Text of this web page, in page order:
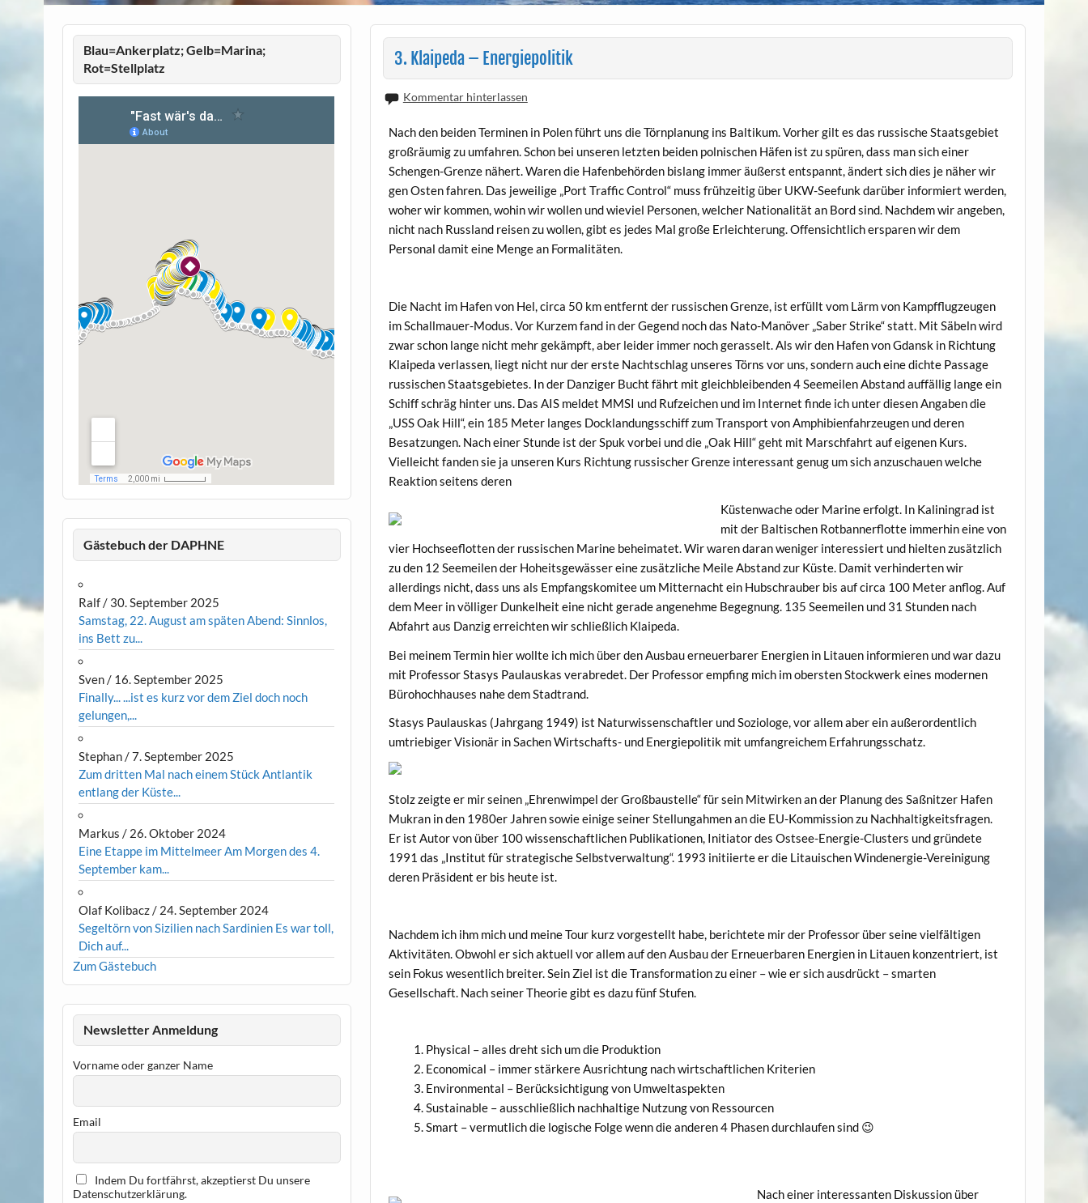
3. Klaipeda – Energiepolitik
Kommentar hinterlassen
Nach den beiden Terminen in Polen führt uns die Törnplanung ins Baltikum. Vorher gilt es das russische Staatsgebiet
großräumig zu umfahren. Schon bei unseren letzten beiden polnischen Häfen ist zu spüren, dass man sich einer
Schengen-Grenze nähert. Waren die Hafenbehörden bislang immer äußerst entspannt, ändert sich dies je näher wir
gen Osten fahren. Das jeweilige „Port Traffic Control“ muss frühzeitig über UKW-Seefunk darüber informiert werden,
woher wir kommen, wohin wir wollen und wieviel Personen, welcher Nationalität an Bord sind. Nachdem wir angeben,
nicht nach Russland reisen zu wollen, gibt es jedes Mal große Erleichterung. Offensichtlich ersparen wir dem
Personal damit eine Menge an Formalitäten.
Die Nacht im Hafen von Hel, circa 50 km entfernt der russischen Grenze, ist erfüllt vom Lärm von Kampfflugzeugen
im Schallmauer-Modus. Vor Kurzem fand in der Gegend noch das Nato-Manöver „Saber Strike“ statt. Mit Säbeln wird
zwar schon lange nicht mehr gekämpft, aber leider immer noch gerasselt. Als wir den Hafen von Gdansk in Richtung
Klaipeda verlassen, liegt nicht nur der erste Nachtschlag unseres Törns vor uns, sondern auch eine dichte Passage
russischen Staatsgebietes. In der Danziger Bucht fährt mit gleichbleibenden 4 Seemeilen Abstand auffällig lange ein
Schiff schräg hinter uns. Das AIS meldet MMSI und Rufzeichen und im Internet finde ich unter diesen Angaben die
„USS Oak Hill“, ein 185 Meter langes Docklandungsschiff zum Transport von Amphibienfahrzeugen und deren
Besatzungen. Nach einer Stunde ist der Spuk vorbei und die „Oak Hill“ geht mit Marschfahrt auf eigenen Kurs.
Vielleicht fanden sie ja unseren Kurs Richtung russischer Grenze interessant genug um sich anzuschauen welche
Reaktion seitens deren
Küstenwache oder Marine erfolgt. In Kaliningrad ist
mit der Baltischen Rotbannerflotte immerhin eine von
vier Hochseeflotten der russischen Marine beheimatet. Wir waren daran weniger interessiert und hielten zusätzlich
zu den 12 Seemeilen der Hoheitsgewässer eine zusätzliche Meile Abstand zur Küste. Damit verhinderten wir
allerdings nicht, dass uns als Empfangskomitee um Mitternacht ein Hubschrauber bis auf circa 100 Meter anflog. Auf
dem Meer in völliger Dunkelheit eine nicht gerade angenehme Begegnung. 135 Seemeilen und 31 Stunden nach
Abfahrt aus Danzig erreichten wir schließlich Klaipeda.
Bei meinem Termin hier wollte ich mich über den Ausbau erneuerbarer Energien in Litauen informieren und war dazu
mit Professor Stasys Paulauskas verabredet. Der Professor empfing mich im obersten Stockwerk eines modernen
Bürohochhauses nahe dem Stadtrand.
Stasys Paulauskas (Jahrgang 1949) ist Naturwissenschaftler und Soziologe, vor allem aber ein außerordentlich
umtriebiger Visionär in Sachen Wirtschafts- und Energiepolitik mit umfangreichem Erfahrungsschatz.
Stolz zeigte er mir seinen „Ehrenwimpel der Großbaustelle“ für sein Mitwirken an der Planung des Saßnitzer Hafen
Mukran in den 1980er Jahren sowie einige seiner Stellungahmen an die EU-Kommission zu Nachhaltigkeitsfragen.
Er ist Autor von über 100 wissenschaftlichen Publikationen, Initiator des Ostsee-Energie-Clusters und gründete
1991 das „Institut für strategische Selbstverwaltung“. 1993 initiierte er die Litauischen Windenergie-Vereinigung
deren Präsident er bis heute ist.
Nachdem ich ihm mich und meine Tour kurz vorgestellt habe, berichtete mir der Professor über seine vielfältigen
Aktivitäten. Obwohl er sich aktuell vor allem auf den Ausbau der Erneuerbaren Energien in Litauen konzentriert, ist
sein Fokus wesentlich breiter. Sein Ziel ist die Transformation zu einer – wie er sich ausdrückt – smarten
Gesellschaft. Nach seiner Theorie gibt es dazu fünf Stufen.
Physical – alles dreht sich um die Produktion
2. Economical – immer stärkere Ausrichtung nach wirtschaftlichen Kriterien
3. Environmental – Berücksichtigung von Umweltaspekten
4. Sustainable – ausschließlich nachhaltige Nutzung von Ressourcen
5. Smart – vermutlich die logische Folge wenn die anderen 4 Phasen durchlaufen sind 😉
Nach einer interessanten Diskussion über
Blau=Ankerplatz; Gelb=Marina;
Rot=Stellplatz
Gästebuch der DAPHNE
Ralf/ 30. September 2025
Samstag, 22. August am späten Abend: Sinnlos,
ins Bett zu...
Sven/ 16. September 2025
Finally... ...ist es kurz vor dem Ziel doch noch
gelungen,...
Stephan/7. September 2025
Zum dritten Mal nach einem Stück Antlantik
entlang der Küste...
Markus / 26. Oktober 2024
Eine Etappe im Mittelmeer Am Morgen des 4.
September kam...
Olaf Kolibacz/ 24. September 2024
Segeltörn von Sizilien nach Sardinien Es war toll,
Dich auf...
Zum Gästebuch
Newsletter Anmeldung
Vorname oder ganzer Name
Email
Indem Du fortfährst, akzeptierst Du unsere
Datenschutzerklärung.